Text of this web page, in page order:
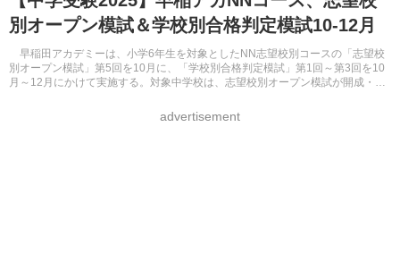
自由研究教材（小学生向け） 自由研究教材（中学生向け） ランキング
別オープン模試＆学校別合格判定模試10-12月
早稲田アカデミーは、小学6年生を対象としたNN志望校別コースの「志望校
別オープン模試」第5回を10月に、「学校別合格判定模試」第1回～第3回を10
月～12月にかけて実施する。対象中学校は、志望校別オープン模試が開成・桜
advertisement